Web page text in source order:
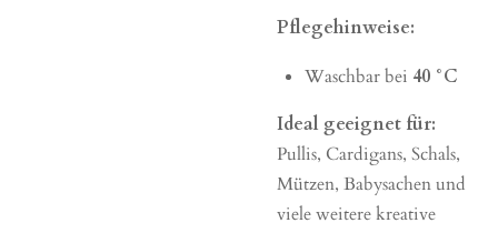
Pflegehinweise:
Waschbar bei 40 °C
Ideal geeignet für:
Pullis, Cardigans, Schals,
Mützen, Babysachen und
viele weitere kreative